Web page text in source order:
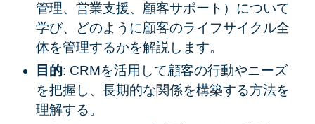
管理、営業支援、顧客サポート）について
学び、どのように顧客のライフサイクル全
体を管理するかを解説します。
目的: CRMを活用して顧客の行動やニーズ
を把握し、長期的な関係を構築する方法を
理解する。